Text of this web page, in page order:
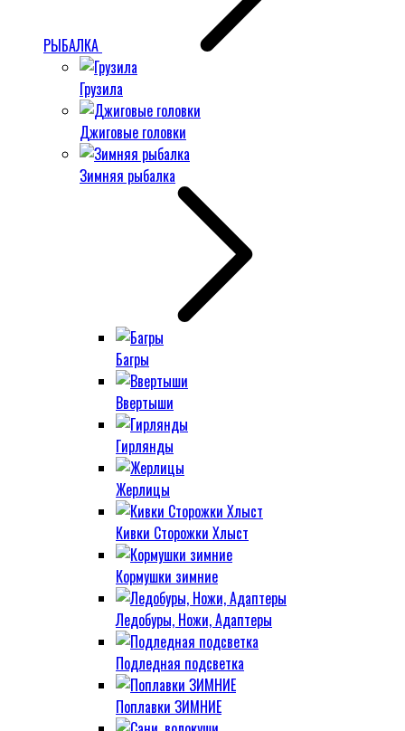
РЫБАЛКА
Грузила
Джиговые головки
Зимняя рыбалка
Багры
Ввертыши
Гирлянды
Жерлицы
Кивки Сторожки Хлыст
Кормушки зимние
Ледобуры, Ножи, Адаптеры
Подледная подсветка
Поплавки ЗИМНИЕ